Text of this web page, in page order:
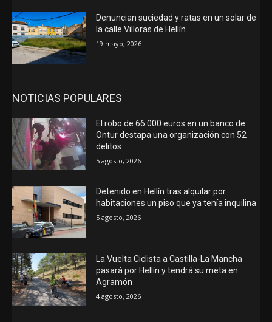
Denuncian suciedad y ratas en un solar de
la calle Villoras de Hellín
19 mayo, 2026
NOTICIAS POPULARES
El robo de 66.000 euros en un banco de
Ontur destapa una organización con 52
delitos
5 agosto, 2026
Detenido en Hellín tras alquilar por
habitaciones un piso que ya tenía inquilina
5 agosto, 2026
La Vuelta Ciclista a Castilla-La Mancha
pasará por Hellín y tendrá su meta en
Agramón
4 agosto, 2026